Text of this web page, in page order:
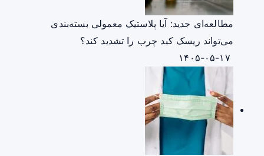
مطالعه‌ای جدید: آیا پلاستیک معمولی بسته‌بندی
می‌تواند ریسک کبد چرب را تشدید کند؟